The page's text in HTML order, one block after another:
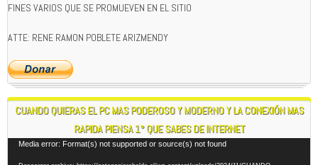
FINES VARIOS QUE SE PROMUEVEN EN EL SITIO
ATTE: RENE RAMON POBLETE ARIZMENDY
CUANDO QUIERAS EL PC MAS PODEROSO Y MODERNO Y LA CONEXIÓN MAS
RAPIDA PIENSA 1° QUE SABES DE INTERNET
Reproductor
Media error: Format(s) not supported or source(s) not found